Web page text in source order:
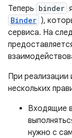
Теперь binder
Binder ),
сервиса. На
При реализации
нескольких
Входящие
нужно с